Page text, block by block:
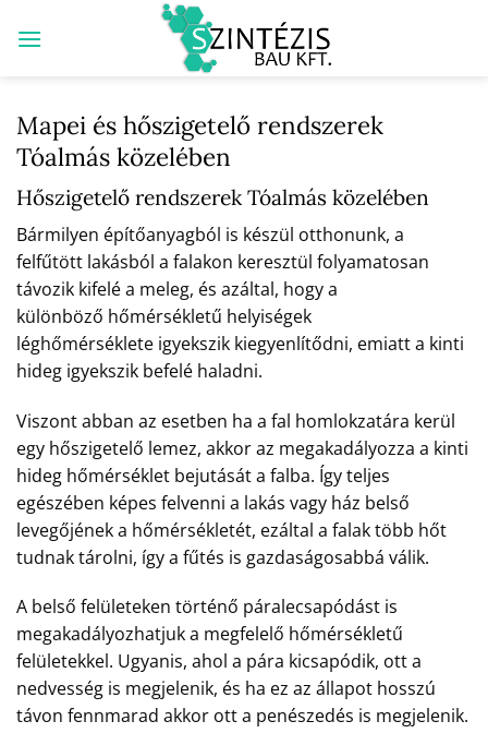
Mapei és hőszigetelő rendszerek
Tóalmás közelében
Hőszigetelő rendszerek Tóalmás közelében
Bármilyen építőanyagból is készül otthonunk, a
felfűtött lakásból a falakon keresztül folyamatosan
távozik kifelé a meleg, és azáltal, hogy a
különböző hőmérsékletű helyiségek
léghőmérséklete igyekszik kiegyenlítődni, emiatt a kinti
hideg igyekszik befelé haladni.
Viszont abban az esetben ha a fal homlokzatára kerül
egy hőszigetelő lemez, akkor az megakadályozza a kinti
hideg hőmérséklet bejutását a falba. Így teljes
egészében képes felvenni a lakás vagy ház belső
levegőjének a hőmérsékletét, ezáltal a falak több hőt
tudnak tárolni, így a fűtés is gazdaságosabbá válik.
A belső felületeken történő páralecsapódást is
megakadályozhatjuk a megfelelő hőmérsékletű
felületekkel. Ugyanis, ahol a pára kicsapódik, ott a
nedvesség is megjelenik, és ha ez az állapot hosszú
távon fennmarad akkor ott a penészedés is megjelenik.